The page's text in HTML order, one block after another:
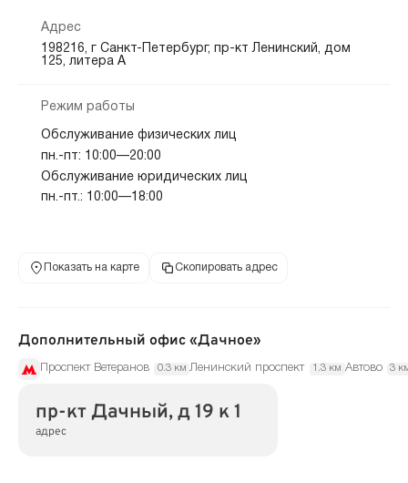
Адрес
198216, г Санкт-Петербург, пр-кт Ленинский, дом
125, литера А
Режим работы
Обслуживание физических лиц
пн.-пт: 10:00—20:00
Обслуживание юридических лиц
пн.-пт.: 10:00—18:00
Показать на карте Скопировать адрес
Дополнительный офис «Дачное»
Проспект Ветеранов 0.3 км Ленинский проспект 1.3 км Автово 3
пр-кт Дачный, д 19 к 1
адрес